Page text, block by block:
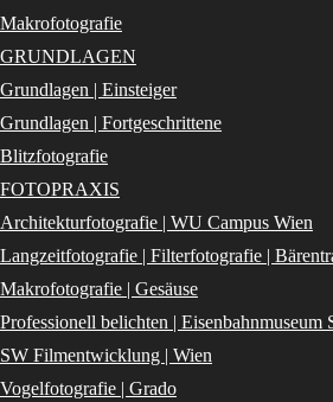
Makrofotografie
GRUNDLAGEN
Grundlagen | Einsteiger
Grundlagen | Fortgeschrittene
Blitzfotografie
FOTOPRAXIS
Architekturfotografie | WU Campus Wien
Langzeitfotografie | Filterfotografie |
Makrofotografie | Gesäuse
Professionell belichten | Eisenbahnmuseum
SW Filmentwicklung | Wien
Vogelfotografie | Grado